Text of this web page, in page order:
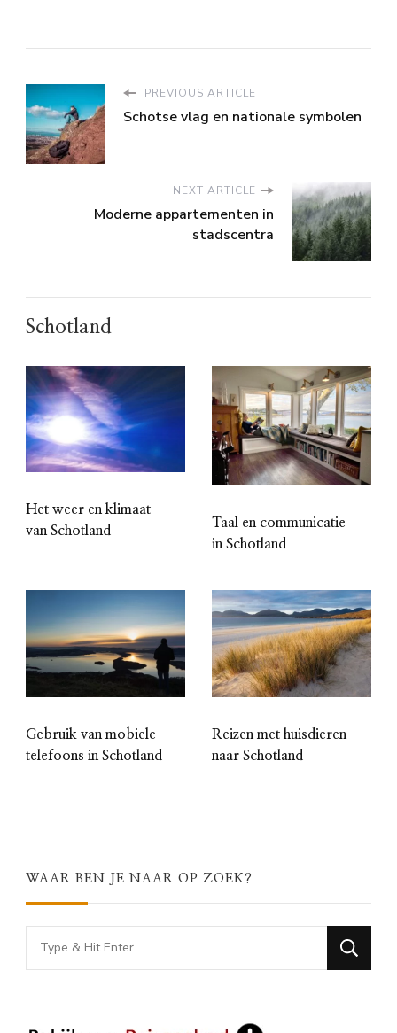
PREVIOUS ARTICLE
Schotse vlag en nationale symbolen
NEXT ARTICLE
Moderne appartementen in
stadscentra
Schotland
Het weer en klimaat
van Schotland
Taal en communicatie
in Schotland
Gebruik van mobiele
telefoons in Schotland
Reizen met huisdieren
naar Schotland
WAAR BEN JE NAAR OP ZOEK?
Looking
for